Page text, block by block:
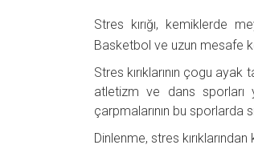
Stres kırığı, kemiklerde
Basketbol ve uzun mesafe
Stres kırıklarının çogu
atletizm ve dans sporları
çarpmalarının bu sporlarda
Dinlenme, stres